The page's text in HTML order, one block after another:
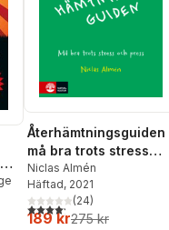
antal röster:
Återhämtningsguiden
må bra trots stress
och press
Niclas Almén
Häftad, 2021
4,2utav 5 stjärnor. Totalt
(24)
189 kr275 kr